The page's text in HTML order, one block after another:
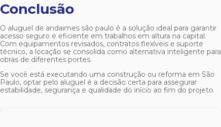
Conclusão
O aluguel de andaimes são paulo é a solução ideal para garantir
acesso seguro e eficiente em trabalhos em altura na capital.
Com equipamentos revisados, contratos flexíveis e suporte
técnico, a locação se consolida como alternativa inteligente para
obras de diferentes portes.
Se você está executando uma construção ou reforma em São
Paulo, optar pelo aluguel é a decisão certa para assegurar
estabilidade, segurança e qualidade do início ao fim do projeto.